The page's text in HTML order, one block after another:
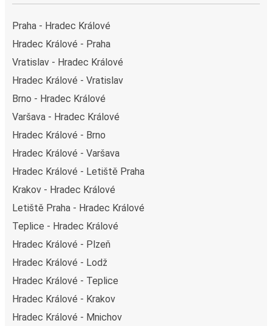
Praha - Hradec Králové
Hradec Králové - Praha
Vratislav - Hradec Králové
Hradec Králové - Vratislav
Brno - Hradec Králové
Varšava - Hradec Králové
Hradec Králové - Brno
Hradec Králové - Varšava
Hradec Králové - Letiště Praha
Krakov - Hradec Králové
Letiště Praha - Hradec Králové
Teplice - Hradec Králové
Hradec Králové - Plzeň
Hradec Králové - Lodž
Hradec Králové - Teplice
Hradec Králové - Krakov
Hradec Králové - Mnichov